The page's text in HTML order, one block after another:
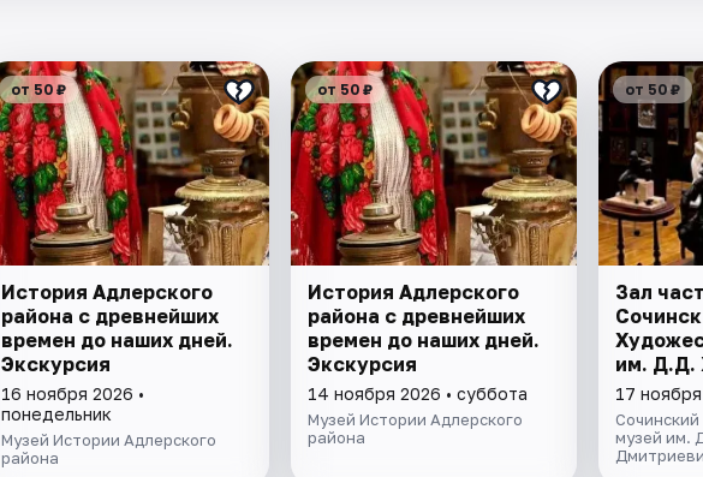
от 50 ₽
История Адлерского
района с древнейших
времен до наших дней.
Экскурсия
16 ноября 2026 •
понедельник
Музей Истории Адлерского
района
от 50 ₽
История Адлерского
района с древнейших
времен до наших дней.
Экскурсия
14 ноября 2026 • суббота
Музей Истории Адлерского
района
от 50 ₽
Зал
им. Д.Д.
17
музей им.